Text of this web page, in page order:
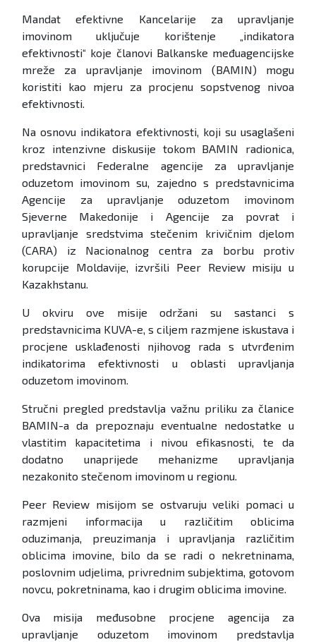
Mandat efektivne Kancelarije za upravljanje
imovinom uključuje korištenje „indikatora
efektivnosti“ koje članovi Balkanske međuagencijske
mreže za upravljanje imovinom (BAMIN) mogu
koristiti kao mjeru za procjenu sopstvenog nivoa
efektivnosti.
Na osnovu indikatora efektivnosti, koji su usaglašeni
kroz intenzivne diskusije tokom BAMIN radionica,
predstavnici Federalne agencije za upravljanje
oduzetom imovinom su, zajedno s predstavnicima
Agencije za upravljanje oduzetom imovinom
Sjeverne Makedonije i Agencije za povrat i
upravljanje sredstvima stečenim krivičnim djelom
(CARA) iz Nacionalnog centra za borbu protiv
korupcije Moldavije, izvršili Peer Review misiju u
Kazakhstanu.
U okviru ove misije održani su sastanci s
predstavnicima KUVA-e, s ciljem razmjene iskustava i
procjene usklađenosti njihovog rada s utvrđenim
indikatorima efektivnosti u oblasti upravljanja
oduzetom imovinom.
Stručni pregled predstavlja važnu priliku za članice
BAMIN-a da prepoznaju eventualne nedostatke u
vlastitim kapacitetima i nivou efikasnosti, te da
dodatno unaprijede mehanizme upravljanja
nezakonito stečenom imovinom u regionu.
Peer Review misijom se ostvaruju veliki pomaci u
razmjeni informacija u različitim oblicima
oduzimanja, preuzimanja i upravljanja različitim
oblicima imovine, bilo da se radi o nekretninama,
poslovnim udjelima, privrednim subjektima, gotovom
novcu, pokretninama, kao i drugim oblicima imovine.
Ova misija međusobne procjene agencija za
upravljanje oduzetom imovinom predstavlja